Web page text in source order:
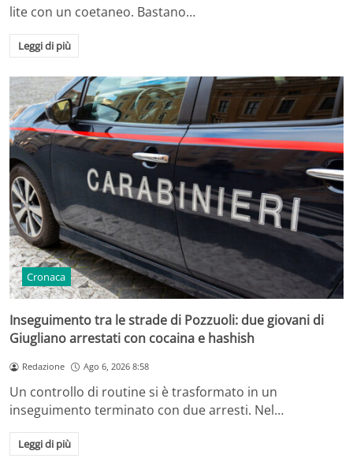
lite con un coetaneo. Bastano…
Leggi di più
Cronaca
Inseguimento tra le strade di Pozzuoli: due giovani di
Giugliano arrestati con cocaina e hashish
Redazione Ago 6, 2026 8:58
Un controllo di routine si è trasformato in un
inseguimento terminato con due arresti. Nel…
Leggi di più